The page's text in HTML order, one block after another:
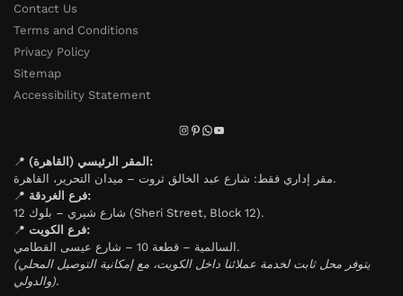
Contact Us
Terms and Conditions
Privacy Policy
Sitemap
Accessibility Statement
📍
المقر الرئيسي (القاهرة):
مقر إداري فقط: شارع عبد الخالق ثروت – ميدان التحرير، القاهرة.
📍
فرع الغردقة:
شارع شيري – بلوك 12 (Sheri Street, Block 12).
📍
فرع الكويت:
السالمية – قطعة 10 – شارع عيسى القطامي.
(يتوفر محل ثابت لخدمة عملائنا داخل الكويت، مع إمكانية التوصيل المحلي
والدولي).